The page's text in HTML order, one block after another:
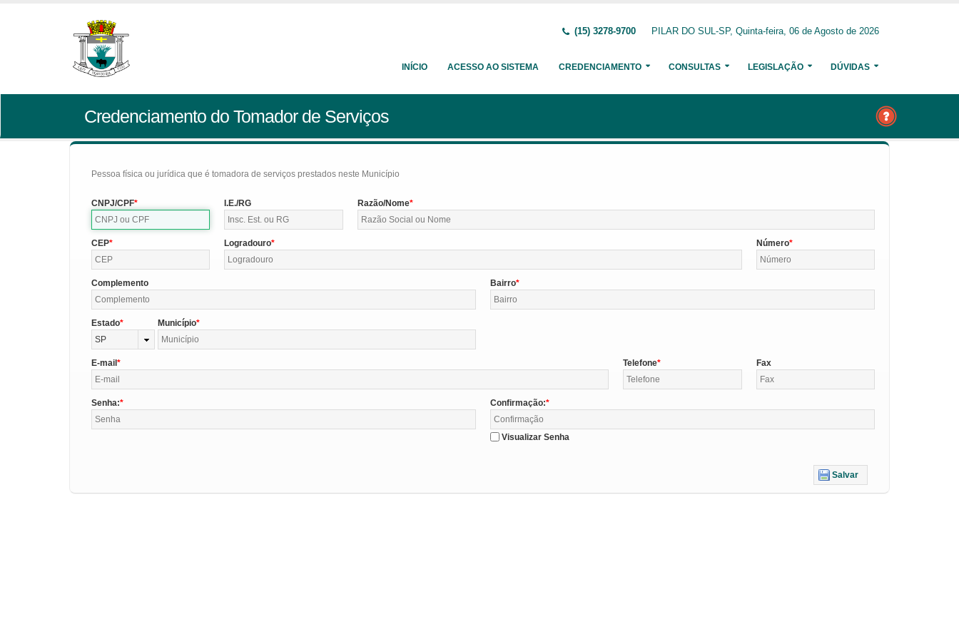
(15) 3278-9700 PILAR DO SUL-SP, Quinta-feira, 06 de Agosto de 2026
INÍCIO ACESSO AO SISTEMA CREDENCIAMENTO CONSULTAS LEGISLAÇÃO DÚVIDAS
Credenciamento do Tomador de Serviços
Pessoa física ou jurídica que é tomadora de serviços prestados neste Município
CNPJ/CPF I.E./RG Razão/Nome
CEP Logradouro Número
Complemento Bairro
Estado
SP
Município
E-mail Telefone Fax
Senha: Confirmação:
Visualizar Senha
Salvar